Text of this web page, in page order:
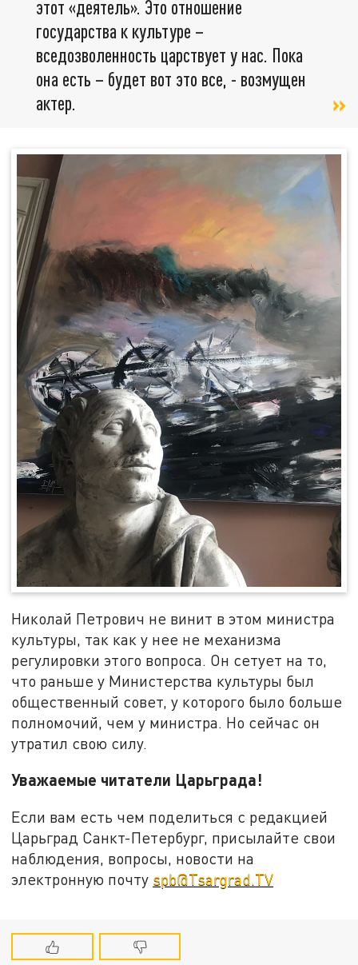
этот «деятель». Это отношение
государства к культуре –
вседозволенность царствует у нас. Пока
она есть – будет вот это все, - возмущен
актер.
Николай Петрович не винит в этом министра
культуры, так как у нее не механизма
регулировки этого вопроса. Он сетует на то,
что раньше у Министерства культуры был
общественный совет, у которого было больше
полномочий, чем у министра. Но сейчас он
утратил свою силу.
Уважаемые читатели Царьграда!
Если вам есть чем поделиться с редакцией
Царьград Санкт-Петербург, присылайте свои
наблюдения, вопросы, новости на
электронную почту spb@Tsargrad.TV